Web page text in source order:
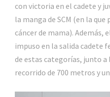
con victoria en el cadete y
la manga de SCM (en la
cáncer de mama). Además,
impuso en la salida cadete
de estas categorías, junto
recorrido de 700 metros y